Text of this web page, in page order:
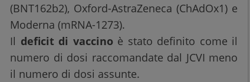
(BNT162b2), Oxford-AstraZeneca (ChAdOx1) e
Moderna (mRNA-1273).
Il deficit di vaccinoè stato definito come il
numero di dosi raccomandate dal JCVI meno
il numero di dosi assunte.